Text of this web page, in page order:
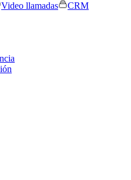
Video llamadas
CRM